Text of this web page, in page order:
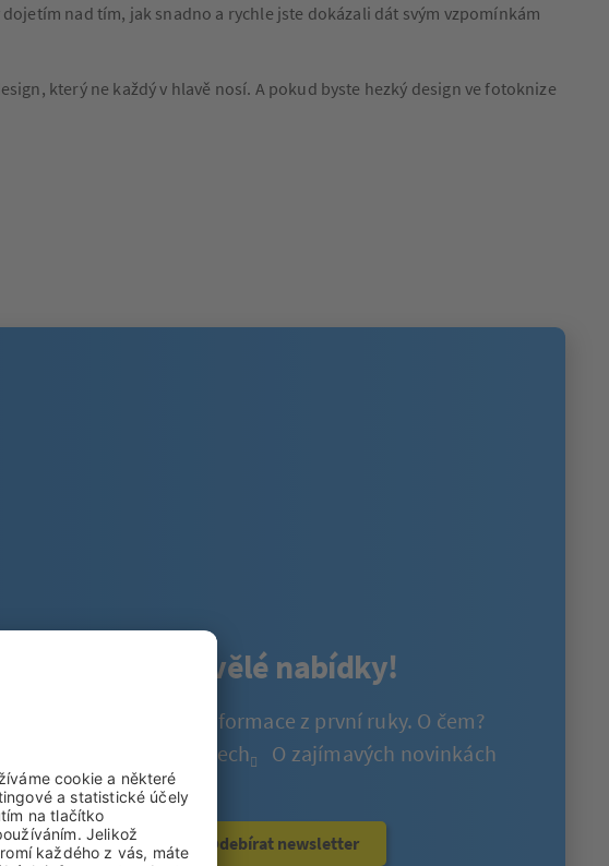
nad tím, jak snadno a rychle jste dokázali dát svým vzpomínkám
který ne každý v hlavě nosí. A pokud byste hezký design ve fotoknize
si uniknout skvělé nabídky!
a získejte informace z první ruky. O čem?
O nových produktech
O zajímavých novinkách
O soutěžích
Odebírat newsletter